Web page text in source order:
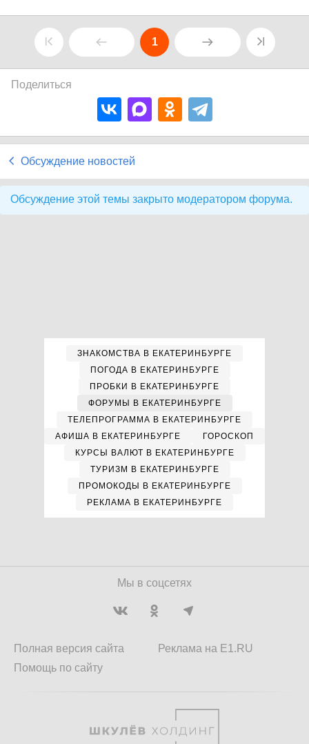
1
Поделиться
Обсуждение новостей
Обсуждение этой темы закрыто модератором форума.
ЗНАКОМСТВА В ЕКАТЕРИНБУРГЕ
ПОГОДА В ЕКАТЕРИНБУРГЕ
ПРОБКИ В ЕКАТЕРИНБУРГЕ
ФОРУМЫ В ЕКАТЕРИНБУРГЕ
ТЕЛЕПРОГРАММА В ЕКАТЕРИНБУРГЕ
АФИША В ЕКАТЕРИНБУРГЕ
ГОРОСКОП
КУРСЫ ВАЛЮТ В ЕКАТЕРИНБУРГЕ
ТУРИЗМ В ЕКАТЕРИНБУРГЕ
ПРОМОКОДЫ В ЕКАТЕРИНБУРГЕ
РЕКЛАМА В ЕКАТЕРИНБУРГЕ
Мы в соцсетях
Полная версия сайта
Помощь по сайту
Реклама на E1.RU